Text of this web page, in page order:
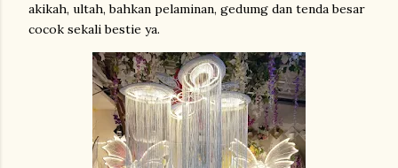
akikah, ultah, bahkan pelaminan, gedumg dan tenda besar
cocok sekali bestie ya.